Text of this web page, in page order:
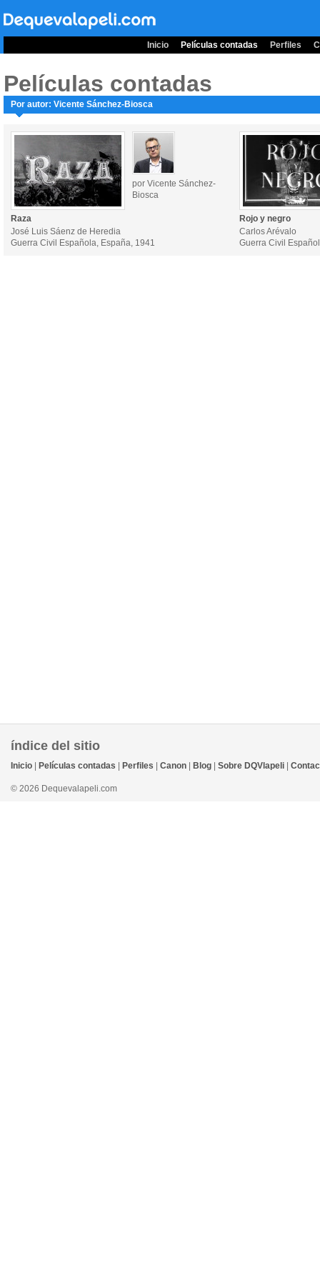
Inicio Películas contadas Perfiles
Películas contadas
Por autor: Vicente Sánchez-Biosca
por Vicente Sánchez-
Biosca
Raza
José Luis Sáenz de Heredia
Guerra Civil Española, España, 1941
Rojo y negro
Carlos Arévalo
Guerra Civil
índice del sitio
Inicio Películas contadas Perfiles Canon Blog Sobre DQVlapeli
© 2026 Dequevalapeli.com